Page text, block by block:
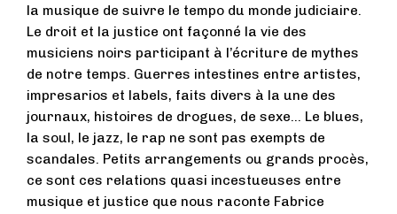
la musique de suivre le tempo du monde judiciaire.
Le droit et la justice ont façonné la vie des
musiciens noirs participant à l’écriture de mythes
de notre temps. Guerres intestines entre artistes,
impresarios et labels, faits divers à la une des
journaux, histoires de drogues, de sexe… Le blues,
la soul, le jazz, le rap ne sont pas exempts de
scandales. Petits arrangements ou grands procès,
ce sont ces relations quasi incestueuses entre
musique et justice que nous raconte Fabrice